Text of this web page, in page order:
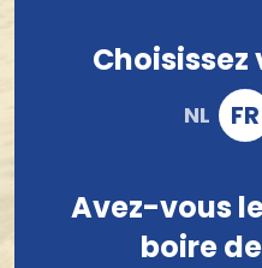
Comparer
NL FR
Avez-vous
boire